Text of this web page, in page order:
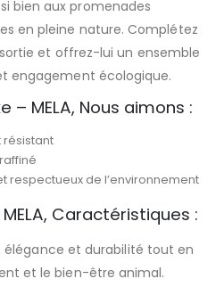
bien aux promenades
en pleine nature. Complétez
et offrez-lui un ensemble
engagement écologique.
– MELA, Nous aimons :
résistant
respectueux de l’environnement
Caractéristiques :
élégance et durabilité tout en
et le bien-être animal.